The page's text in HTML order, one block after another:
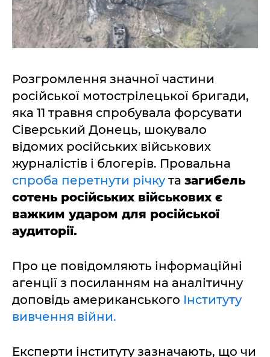
Розгромлення значної частини
російської мотострілецької бригади,
яка 11 травня спробувала форсувати
Сіверський Донець, шокувало
відомих російських військових
журналістів і блогерів. Провальна
спроба перетнути річкута загибель
сотень російських військових є
важким ударом для російської
аудиторії.
Про це повідомляють інформаційні
агенції з посиланням на аналітичну
доповідь американського Інституту
вивчення війни.
Експерти інституту зазначають, що чи